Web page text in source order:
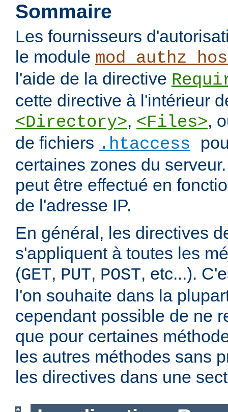
Sommaire
Les fournisseurs
le module
l'aide de la directive
cette directive à l'intérieur
<Directory>, <Files>,
de fichiers .htaccess
certaines zones du
peut être effectué en
de l'adresse IP.
En général, les directives
s'appliquent à toutes les
(GET, PUT, POST, etc...).
l'on souhaite dans la
cependant possible de ne
que pour certaines
les autres méthodes sans
les directives dans une